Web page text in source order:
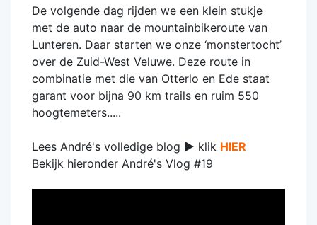
De volgende dag rijden we een klein stukje
met de auto naar de mountainbikeroute van
Lunteren. Daar starten we onze ‘monstertocht’
over de Zuid-West Veluwe. Deze route in
combinatie met die van Otterlo en Ede staat
garant voor bijna 90 km trails en ruim 550
hoogtemeters.....
Lees André's volledige blog ► klik HIER
Bekijk hieronder André's Vlog #19